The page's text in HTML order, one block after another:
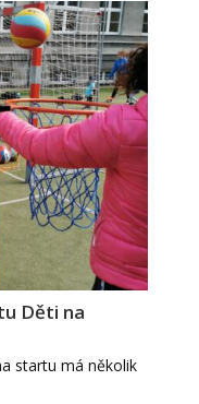
Děti na
startu má několik